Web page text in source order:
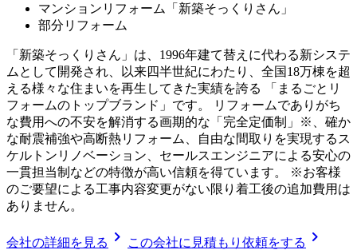
マンションリフォーム「新築そっくりさん」
部分リフォーム
「新築そっくりさん」は、1996年建て替えに代わる新システ
ムとして開発され、以来四半世紀にわたり、全国18万棟を超
える様々な住まいを再生してきた実績を誇る 「まるごとリ
フォームのトップブランド」です。 リフォームでありがち
な費用への不安を解消する画期的な「完全定価制」※、確か
な耐震補強や高断熱リフォーム、自由な間取りを実現するス
ケルトンリノベーション、セールスエンジニアによる安心の
一貫担当制などの特徴が高い信頼を得ています。 ※お客様
のご要望による工事内容変更がない限り着工後の追加費用は
ありません。
会社の詳細を見る chevron_right この会社に見積もり依頼をする chevron_right